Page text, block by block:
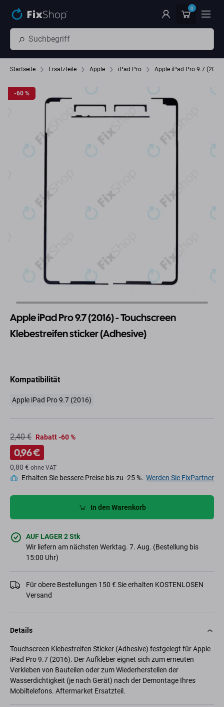
0
Startseite Ersatzteile Apple iPad Pro Apple iPad Pro 9.7 (2016)
-60 %
-60 %
Apple iPad Pro 9.7 (2016) - Touchscreen
Klebestreifen sticker (Adhesive)
Kompatibilität
Apple iPad Pro 9.7 (2016)
2,40 € Rabatt -60 %
0,96 €
0,80 € ohne VAT
Erhalten Sie bessere Preise bis zu -25 %. Werden Sie FixPartner
In den Warenkorb
AUF LAGER 2 Stk
Wir liefern am nächsten Werktag. 7. Aug. (Bestellung bis
15:00 Uhr)
Für obere Bestellungen 150 € Sie erhalten KOSTENLOSEN
Versand
Details
Touchscreen Klebestreifen Sticker (Adhesive) festgelegt für Apple
iPad Pro 9.7 (2016). Der Aufkleber eignet sich zum erneuten
Verkleben von Bauteilen oder zum Wiederherstellen der
Wasserdichtigkeit (je nach Gerät) nach der Demontage Ihres
Mobiltelefons. Aftermarket Ersatzteil.